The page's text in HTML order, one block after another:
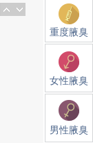
重度腋臭
女性腋臭
男性腋臭